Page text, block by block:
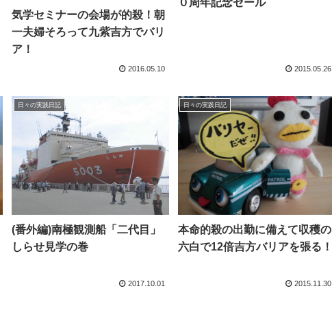
気学セミナーの会場が的殺！朝
一夫婦そろって九紫吉方でバリ
ア！
2016.05.10 2015.05.26
日々の実践日記
(番外編)南極観測船「二代目」
しらせ見学の巻
2017.10.01
日々の実践日記
本命的殺の出勤に備えて収穫の
六白で12倍吉方バリアを張る！
2015.11.30